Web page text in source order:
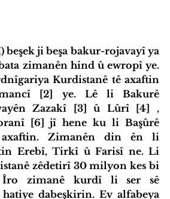
beşek ji beşa bakur-rojavayî ya
zimanên hind û ewropî ye.
Kurdistanê tê axaftin
[2] ye. Lê li Bakurê
Zazakî [3] û Lûrî [4] ,
[6] jî hene ku li Başûrê
axaftin. Zimanên din ên li
Erebî, Tirkî û Farisî ne. Li
zêdetirî 30 milyon kes bi
zimanê kurdî li ser sê
hatiye dabeşkirin. Ev alfabeya